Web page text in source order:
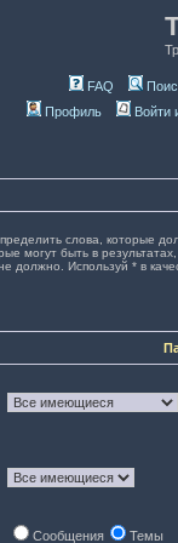
FAQ
Профиль
Войти
слова, которые
могут быть в
должно. Используй * в
Сообщения Темы